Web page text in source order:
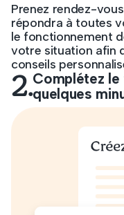
Prenez rendez-
répondra à toutes
le fonctionnement
votre situation afin
conseils
2.Complétez le
quelques